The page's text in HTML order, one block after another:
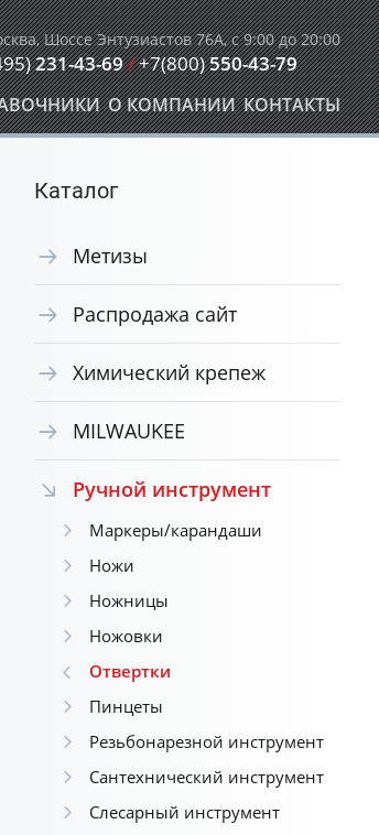
Шоссе Энтузиастов 76А, с 9:00 до 20:00
231-43-69/+7(800)550-43-79
О КОМПАНИИ КОНТАКТЫ
Каталог
Метизы
Распродажа сайт
Химический крепеж
MILWAUKEE
Ручной инструмент
Маркеры/карандаши
Ножи
Ножницы
Ножовки
Отвертки
Пинцеты
Резьбонарезной инструмент
Сантехнический инструмент
Слесарный инструмент